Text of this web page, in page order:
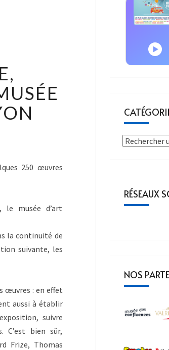
250 œuvres
le musée d’art
la continuité de
suivante, les
œuvres : en effet
aussi à établir
suivre
bien sûr,
Frize, Thomas
Michel Fugain
RÉSEAUX
NOS